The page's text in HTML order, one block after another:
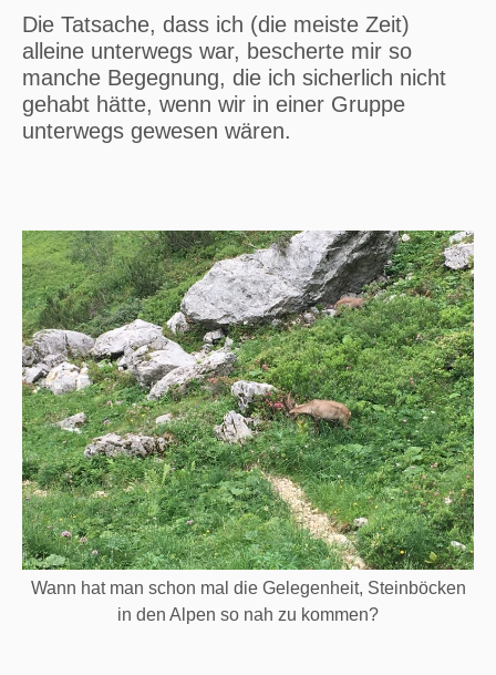
Die Tatsache, dass ich (die meiste Zeit)
alleine unterwegs war, bescherte mir so
manche Begegnung, die ich sicherlich nicht
gehabt hätte, wenn wir in einer Gruppe
unterwegs gewesen wären.
Wann hat man schon mal die Gelegenheit, Steinböcken
in den Alpen so nah zu kommen?